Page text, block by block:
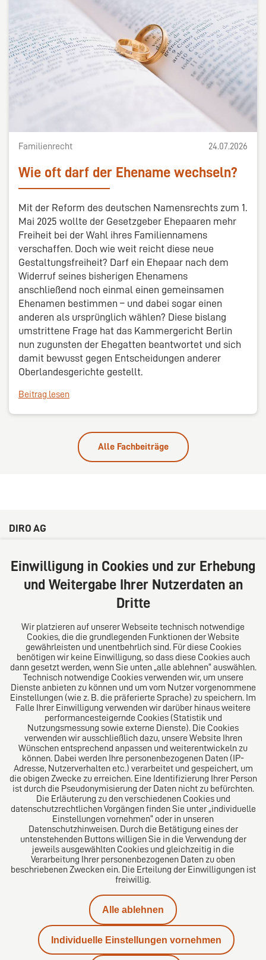
Familienrecht 24.07.2026
Wie oft darf der Ehename wechseln?
Mit der Reform des deutschen Namensrechts zum 1.
Mai 2025 wollte der Gesetzgeber Ehepaaren mehr
Freiheit bei der Wahl ihres Familiennamens
verschaffen. Doch wie weit reicht diese neue
Gestaltungsfreiheit? Darf ein Ehepaar nach dem
Widerruf seines bisherigen Ehenamens
anschließend noch einmal einen gemeinsamen
Ehenamen bestimmen – und dabei sogar einen
anderen als ursprünglich wählen? Diese bislang
umstrittene Frage hat das Kammergericht Berlin
nun zugunsten der Ehegatten beantwortet und sich
damit bewusst gegen Entscheidungen anderer
Oberlandesgerichte gestellt.
Beitrag lesen
Alle Fachbeiträge
DIRO AG
20354 Hamburg
Deutschland
Tel: +49 (0) 40 41352231
Über uns
Das Kanzlei-Vertrauensnetzwerk. Aus Europa für die
Welt. Für den erfolgreichen Mittelstand.
Folgen Sie uns auf
Das europäische Kanzlei-Netzwerk
Datenschutz
Einwilligung in Cookies und zur Erhebung
und Weitergabe Ihrer Nutzerdaten an
Dritte
Wir platzieren auf unserer Webseite technisch notwendige
Cookies, die die grundlegenden Funktionen der Website
gewährleisten und unentbehrlich sind. Für diese Cookies
benötigen wir keine Einwilligung, so dass diese Cookies auch
dann gesetzt werden, wenn Sie unten „alle ablehnen“ auswählen.
Technisch notwendige Cookies verwenden wir, um unsere
Dienste anbieten zu können und um vom Nutzer vorgenommene
Einstellungen (wie z. B. die präferierte Sprache) zu speichern. Im
Falle Ihrer Einwilligung verwenden wir darüber hinaus weitere
performancesteigernde Cookies (Statistik und
Nutzungsmessung sowie externe Dienste). Die Cookies
verwenden wir ausschließlich dazu, unsere Website Ihren
Wünschen entsprechend anpassen und weiterentwickeln zu
können. Dabei werden Ihre personenbezogenen Daten (IP-
Adresse, Nutzerverhalten etc.) verarbeitet und gespeichert, um
die obigen Zwecke zu erreichen. Eine Identifizierung Ihrer Person
ist durch die Pseudonymisierung der Daten nicht zu befürchten.
Die Erläuterung zu den verschiedenen Cookies und
datenschutzrechtlichen Vorgängen finden Sie unter „individuelle
Einstellungen vornehmen“ oder in unseren
Datenschutzhinweisen. Durch die Betätigung eines der
untenstehenden Buttons willigen Sie in die Verwendung der
jeweils ausgewählten Cookies und gleichzeitig in die
Verarbeitung Ihrer personenbezogenen Daten zu oben
beschriebenen Zwecken ein. Die Erteilung der Einwilligungen ist
freiwillig.
Alle ablehnen
Individuelle Einstellungen vornehmen